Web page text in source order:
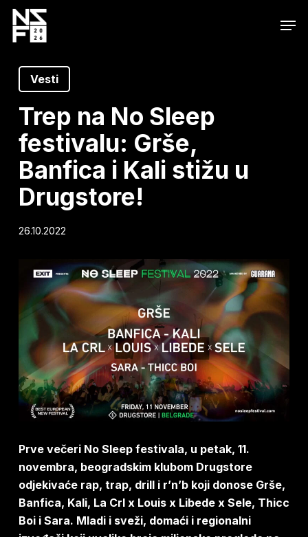
Skip
content
Vesti
Trep na No Sleep
festivalu: Grše,
Banfica i Kali stižu u
Drugstore!
26.10.2022
Prve večeri No Sleep festivala, u petak, 11.
novembra, beogradskim klubom Drugstore
odjekivaće rap, trap, drill i r’n’b koji donose Grše,
Banfica, Kali, La Crl x Louis x Libede x Sele, Thicc
Boi i Sara. Mladi i sveži, domaći i regionalni